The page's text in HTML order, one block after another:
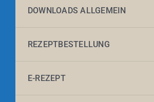
DOWNLOADS ALLGEMEIN
REZEPTBESTELLUNG
E-REZEPT